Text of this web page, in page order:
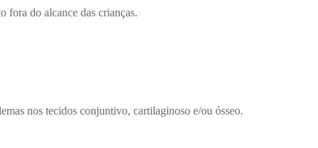
fora do alcance das crianças.
nos tecidos conjuntivo, cartilaginoso e/ou ósseo.